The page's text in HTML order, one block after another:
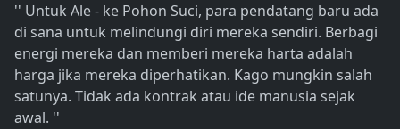
'' Untuk Ale - ke Pohon Suci, para pendatang baru ada
di sana untuk melindungi diri mereka sendiri. Berbagi
energi mereka dan memberi mereka harta adalah
harga jika mereka diperhatikan. Kago mungkin salah
satunya. Tidak ada kontrak atau ide manusia sejak
awal. ''